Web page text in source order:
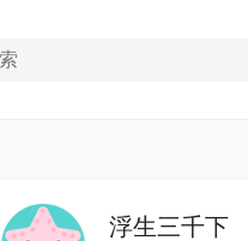
浮生三千下